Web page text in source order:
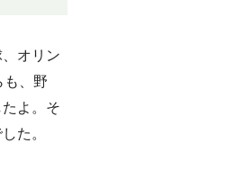
オリン
も、野
よ。そ
た。